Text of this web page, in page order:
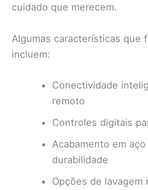
cuidado que merecem.
Algumas características que
incluem:
Conectividade
remoto
Controles digitais
Acabamento em
durabilidade
Opções de lavagem